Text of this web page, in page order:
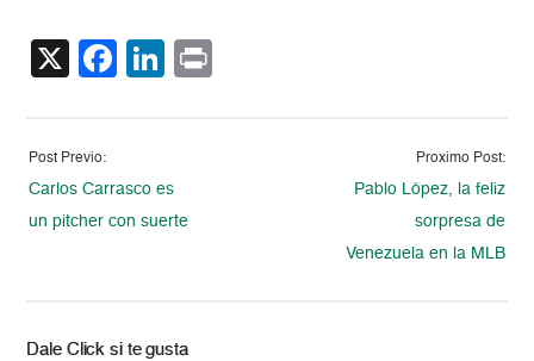
X Facebook
LinkedIn
Post Previo:
Carlos Carrasco es
un pitcher con suerte
Proximo Post:
Pablo López, la feliz
sorpresa de
Venezuela en la MLB
Dale Click si te gusta